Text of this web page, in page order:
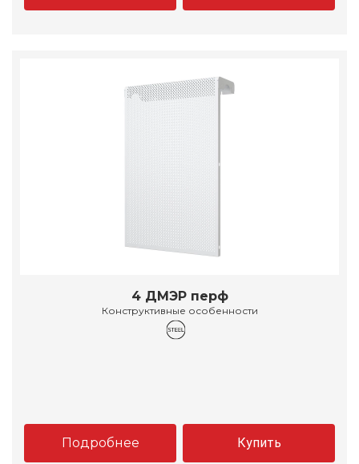
4 ДМЭР перф
Конструктивные особенности
Подробнее Купить